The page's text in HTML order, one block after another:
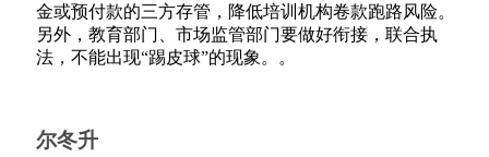
金或预付款的三方存管，降低培训机构卷款跑路风险。
另外，教育部门、市场监管部门要做好衔接，联合执
法，不能出现“踢皮球”的现象。。
尔冬升